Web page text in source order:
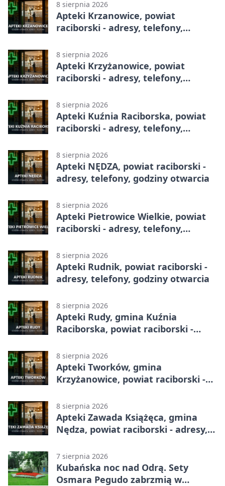
8 sierpnia 2026
Apteki Krzanowice, powiat
raciborski - adresy, telefony,
8 sierpnia 2026
Apteki Krzyżanowice, powiat
raciborski - adresy, telefony,
8 sierpnia 2026
Apteki Kuźnia Raciborska, powiat
raciborski - adresy, telefony,
8 sierpnia 2026
Apteki NĘDZA, powiat raciborski -
adresy, telefony, godziny otwarcia
8 sierpnia 2026
Apteki Pietrowice Wielkie, powiat
raciborski - adresy, telefony,
8 sierpnia 2026
Apteki Rudnik, powiat raciborski -
adresy, telefony, godziny otwarcia
8 sierpnia 2026
Apteki Rudy, gmina Kuźnia
Raciborska, powiat raciborski -
8 sierpnia 2026
Apteki Tworków, gmina
Krzyżanowice, powiat raciborski -
8 sierpnia 2026
Apteki Zawada Książęca, gmina
Nędza, powiat raciborski - adresy,
7 sierpnia 2026
Kubańska noc nad Odrą. Sety
Osmara Pegudo zabrzmią w